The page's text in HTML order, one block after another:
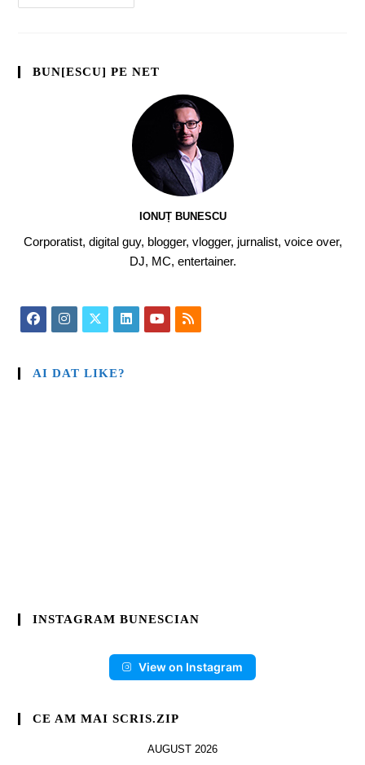
BUN[ESCU] PE NET
IONUȚ BUNESCU
Corporatist, digital guy, blogger, vlogger, jurnalist, voice over,
DJ, MC, entertainer.
AI DAT LIKE?
INSTAGRAM BUNESCIAN
View on Instagram
CE AM MAI SCRIS.ZIP
AUGUST 2026